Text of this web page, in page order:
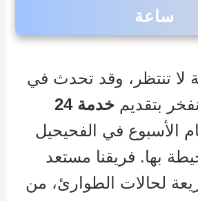
ساعة
لا تنتظر، وقد تحدث في
بتقديم
خدمة 24
الأسبوع في الفحيحيل
بها. فريقنا مستعد
لحالات الطوارئ، من